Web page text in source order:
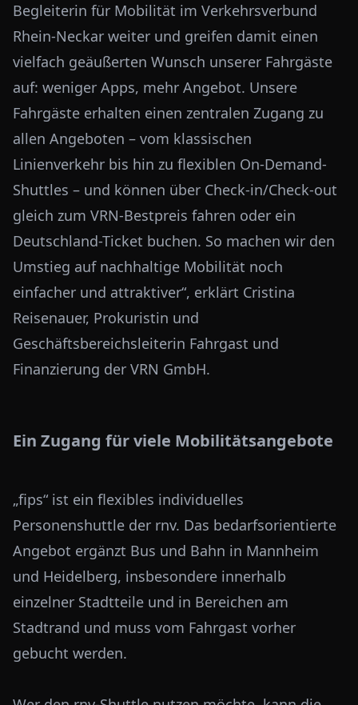
Begleiterin für Mobilität im Verkehrsverbund
Rhein-Neckar weiter und greifen damit einen
vielfach geäußerten Wunsch unserer Fahrgäste
auf: weniger Apps, mehr Angebot. Unsere
Fahrgäste erhalten einen zentralen Zugang zu
allen Angeboten – vom klassischen
Linienverkehr bis hin zu flexiblen On-Demand-
Shuttles – und können über Check-in/Check-out
gleich zum VRN-Bestpreis fahren oder ein
Deutschland-Ticket buchen. So machen wir den
Umstieg auf nachhaltige Mobilität noch
einfacher und attraktiver“, erklärt Cristina
Reisenauer, Prokuristin und
Geschäftsbereichsleiterin Fahrgast und
Finanzierung der VRN GmbH.
Ein Zugang für viele Mobilitätsangebote
„fips“ ist ein flexibles individuelles
Personenshuttle der rnv. Das bedarfsorientierte
Angebot ergänzt Bus und Bahn in Mannheim
und Heidelberg, insbesondere innerhalb
einzelner Stadtteile und in Bereichen am
Stadtrand und muss vom Fahrgast vorher
gebucht werden.